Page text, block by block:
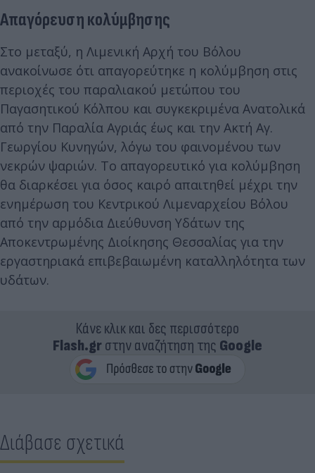
Απαγόρευση κολύμβησης
Στο μεταξύ, η Λιμενική Αρχή του Βόλου
ανακοίνωσε ότι απαγορεύτηκε η κολύμβηση στις
περιοχές του παραλιακού μετώπου του
Παγασητικού Κόλπου και συγκεκριμένα Ανατολικά
από την Παραλία Αγριάς έως και την Ακτή Αγ.
Γεωργίου Κυνηγών, λόγω του φαινομένου των
νεκρών ψαριών. Το απαγορευτικό για κολύμβηση
θα διαρκέσει για όσος καιρό απαιτηθεί μέχρι την
ενημέρωση του Κεντρικού Λιμεναρχείου Βόλου
από την αρμόδια Διεύθυνση Υδάτων της
Αποκεντρωμένης Διοίκησης Θεσσαλίας για την
εργαστηριακά επιβεβαιωμένη καταλληλότητα των
υδάτων.
Κάνε κλικ και δες περισσότερο
Flash.grστην αναζήτηση της Google
Διάβασε σχετικά